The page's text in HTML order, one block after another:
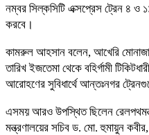
নম্বর সিল্কসিটি এক্সপ্রেস ট্রেন ৪ ও
করবে।
কামরুল আহসান বলেন, আখেরি
তারিখ ইজতেমা থেকে বহির্গামী
আরোহণের সুবিধার্থে আন্তঃনগর
এসময় আরও উপস্থিত ছিলেন
মন্ত্রণালয়ের সচিব ড. মো. হুমায়ুন